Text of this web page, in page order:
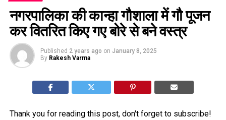
नगरपालिका की कान्हा गौशाला में गौ पूजन
कर वितरित किए गए बोरे से बने वस्त्र
Published 2 years ago on January 8, 2025
By Rakesh Varma
Thank you for reading this post, don't forget to subscribe!